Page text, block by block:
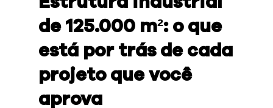
de 125.000 m²: o que
está por trás de cada
projeto que você
aprova